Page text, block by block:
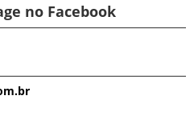
no Facebook